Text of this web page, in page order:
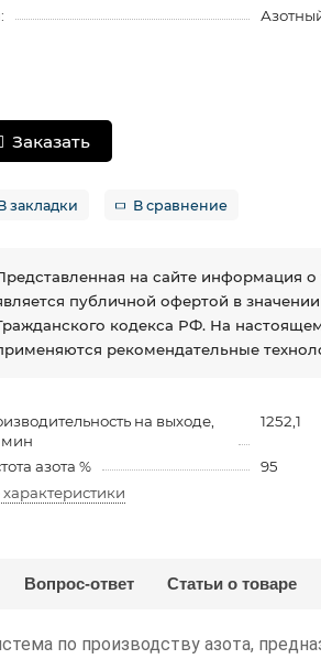
Заказать
закладки В сравнение
на сайте информация о
публичной офертой в значении
кодекса РФ. На
рекомендательные
на выходе,
1252,1
азота %
95
характеристики
Вопрос-ответ Статьи о товаре
по производству азота,